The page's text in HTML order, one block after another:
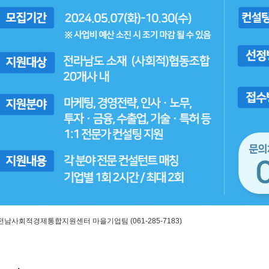
남사회적경제통합지원센터 마을기업팀 (061-285-7183)